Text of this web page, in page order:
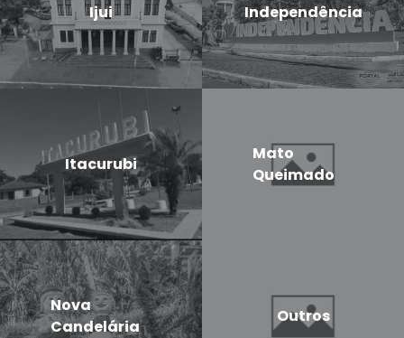
Ijui Independência
Itacurubi
Mato
Queimado
Nova
Candelária
Outros